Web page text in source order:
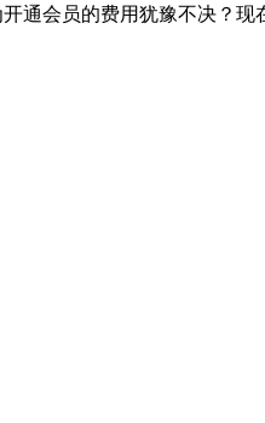
通会员的费用犹豫不决？